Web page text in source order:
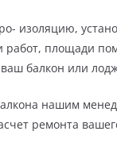
изоляцию,
работ, площади
балкон или
нашим
ремонта